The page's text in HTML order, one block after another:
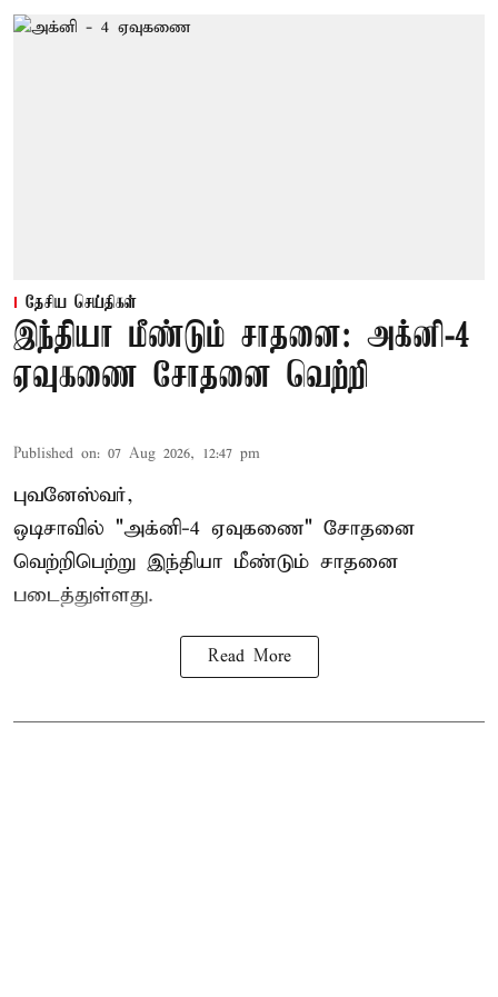
தேசிய செய்திகள்
இந்தியா மீண்டும் சாதனை: அக்னி-4
ஏவுகணை சோதனை வெற்றி
Published on: 07 Aug 2026, 12:47 pm
புவனேஸ்வர்,
ஒடிசாவில் "அக்னி-4 ஏவுகணை" சோதனை
வெற்றிபெற்று இந்தியா மீண்டும் சாதனை
படைத்துள்ளது.
Read More